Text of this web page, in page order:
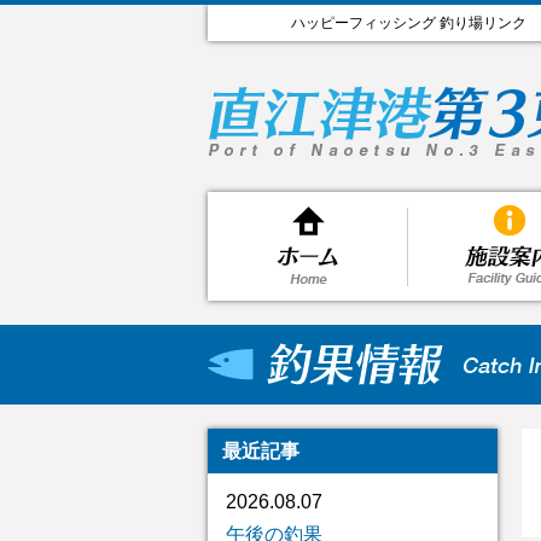
ハッピーフィッシング 釣り場リンク
最近記事
2026.08.07
午後の釣果